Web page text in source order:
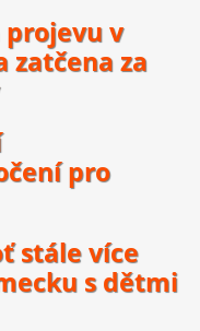
projevu v
zatčena za
pro
stále více
s dětmi